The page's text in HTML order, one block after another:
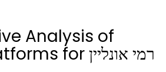
Analysis of
Popular Platforms for רמי אונליין